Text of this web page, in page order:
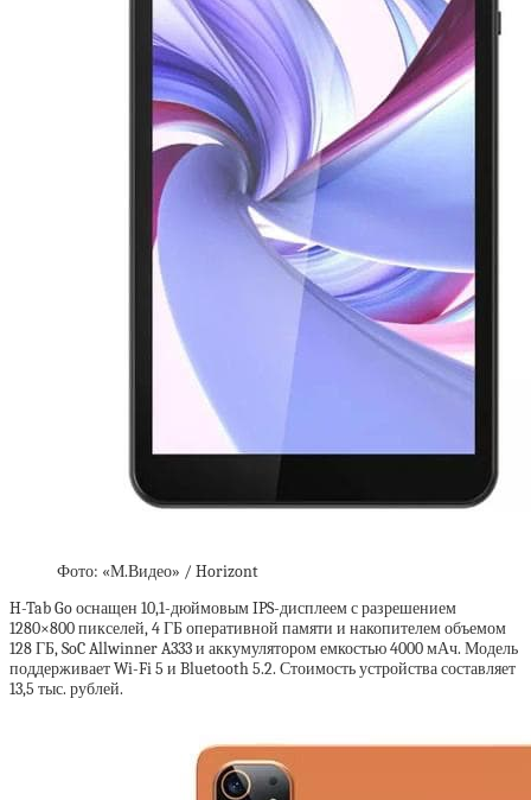
Фото: «М.Видео» / Horizont
H-Tab Go оснащен 10,1-дюймовым IPS-дисплеем с разрешением
1280×800 пикселей, 4 ГБ оперативной памяти и накопителем объемом
128 ГБ, SoC Allwinner A333 и аккумулятором емкостью 4000 мАч. Модель
поддерживает Wi-Fi 5 и Bluetooth 5.2. Стоимость устройства составляет
13,5 тыс. рублей.